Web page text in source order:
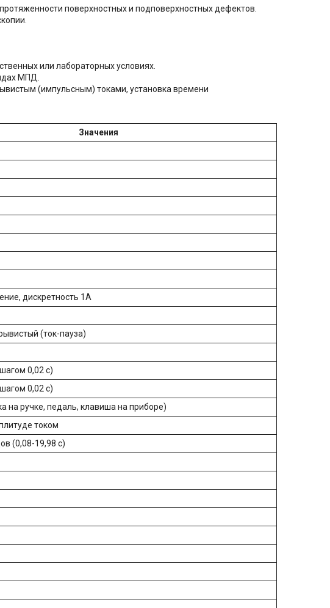
поверхностных и подповерхностных дефектов.
или лабораторных условиях.
МПД.
(импульсным) токами, установка времени
Значения
дискретность 1А
(ток-пауза)
0,02 с)
0,02 с)
на ручке, педаль, клавиша на приборе)
током
(0,08-19,98 с)